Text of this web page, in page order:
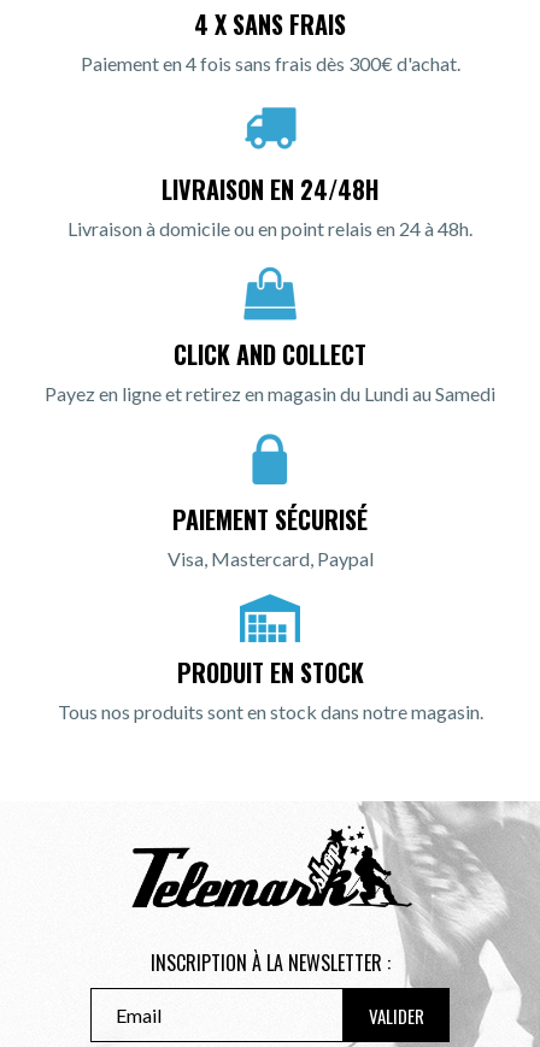
4 X SANS FRAIS
Paiement en 4 fois sans frais dès 300€ d'achat.
LIVRAISON EN 24/48H
Livraison à domicile ou en point relais en 24 à 48h.
CLICK AND COLLECT
Payez en ligne et retirez en magasin du Lundi au Samedi
PAIEMENT SÉCURISÉ
Visa, Mastercard, Paypal
PRODUIT EN STOCK
Tous nos produits sont en stock dans notre magasin.
INSCRIPTION À LA NEWSLETTER :